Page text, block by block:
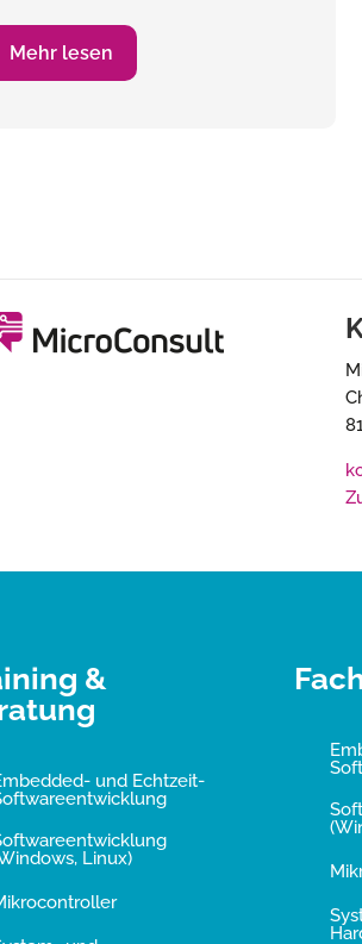
Mehr lesen
&
und Echtzeit-
Linux)